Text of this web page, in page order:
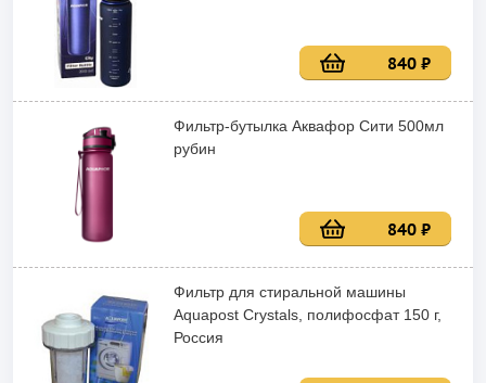
840 ₽
Фильтр-бутылка Аквафор Сити 500мл
рубин
840 ₽
Фильтр для стиральной машины
Aquapost Crystals, полифосфат 150 г,
Россия